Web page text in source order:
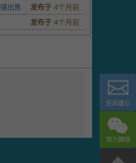
出售 发布于 4个月前
发布于 4个月前